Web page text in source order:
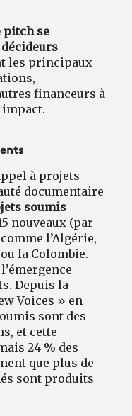
pitch se
les principaux
financeurs à
à projets
documentaire
soumis
nouveaux (par
l’Algérie,
la Colombie.
Depuis la
Voices » en
sont des
et cette
24 % des
que plus de
sont produits